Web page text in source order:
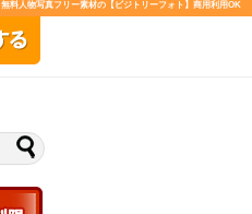
無料人物写真フリー素材の【ビジトリーフォト】商用利用OK